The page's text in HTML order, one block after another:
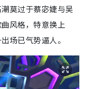
莫过于蔡宓婕与吴
风格，特意换上
场已气势逼人。